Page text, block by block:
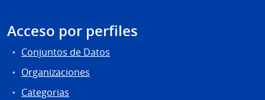
Acceso por perfiles
Conjuntos de Datos
Organizaciones
Categorias